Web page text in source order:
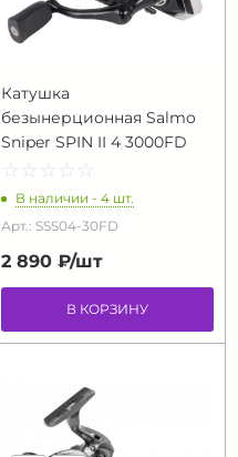
Катушка
безынерционная Salmo
Sniper SPIN II 4 3000FD
☆ ☆ ☆ ☆ ☆
★ ★ ★ ★ ★
В наличии - 4 шт.
Арт.: SSS04-30FD
2 890 ₽/шт
В КОРЗИНУ